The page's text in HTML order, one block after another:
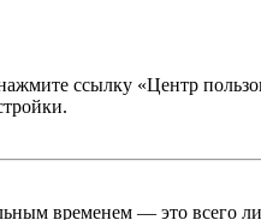
ссылку «Центр
временем — это всего